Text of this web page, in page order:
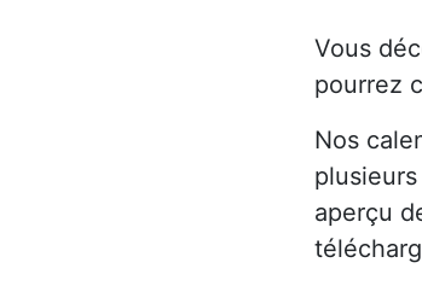
Vous
pourrez
Nos
aperçu